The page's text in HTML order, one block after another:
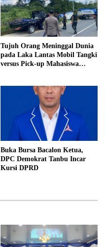
Tujuh Orang Meninggal Dunia
pada Laka Lantas Mobil Tangki
versus Pick-up Mahasiswa
Buka Bursa Bacalon Ketua,
DPC Demokrat Tanbu Incar
Kursi DPRD